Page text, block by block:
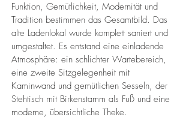
Funktion, Gemütlichkeit, Modernität und
Tradition bestimmen das Gesamtbild. Das
alte Ladenlokal wurde komplett saniert und
umgestaltet. Es entstand eine einladende
Atmosphäre: ein schlichter Wartebereich,
eine zweite Sitzgelegenheit mit
Kaminwand und gemütlichen Sesseln, der
Stehtisch mit Birkenstamm als Fuß und eine
moderne, übersichtliche Theke.